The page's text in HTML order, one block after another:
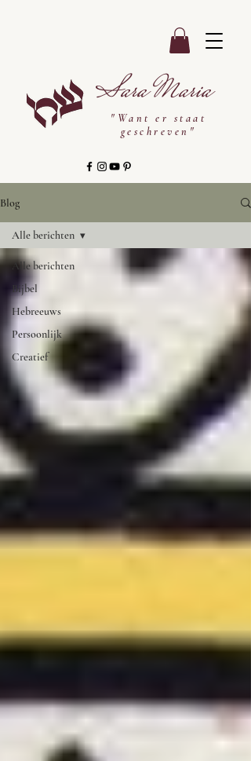
Sara Maria
"Want er staat
geschreven"
Blog
Alle berichten
Bijbel
Hebreeuws
Persoonlijk
Creatief
Alle berichten